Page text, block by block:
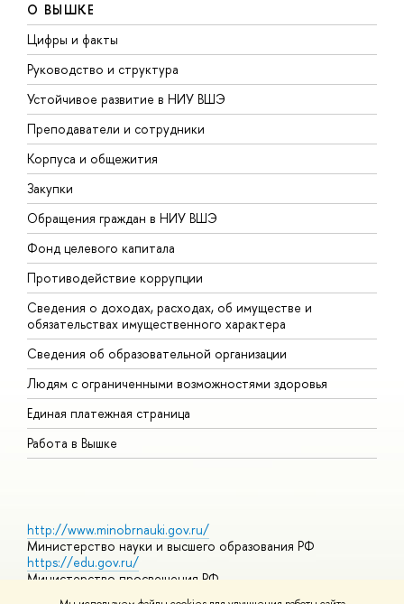
О ВЫШКЕ
Цифры и факты
Руководство и структура
Устойчивое развитие в НИУ ВШЭ
Преподаватели и сотрудники
Корпуса и общежития
Закупки
Обращения граждан в НИУ ВШЭ
Фонд целевого капитала
Противодействие коррупции
Сведения о доходах, расходах, об имуществе и
обязательствах имущественного характера
Сведения об образовательной организации
Людям с ограниченными возможностями здоровья
Единая платежная страница
Работа в Вышке
http://www.minobrnauki.gov.ru/
Министерство науки и высшего образования РФ
https://edu.gov.ru/
Министерство просвещения РФ
https://elearning.hse.ru/mooc